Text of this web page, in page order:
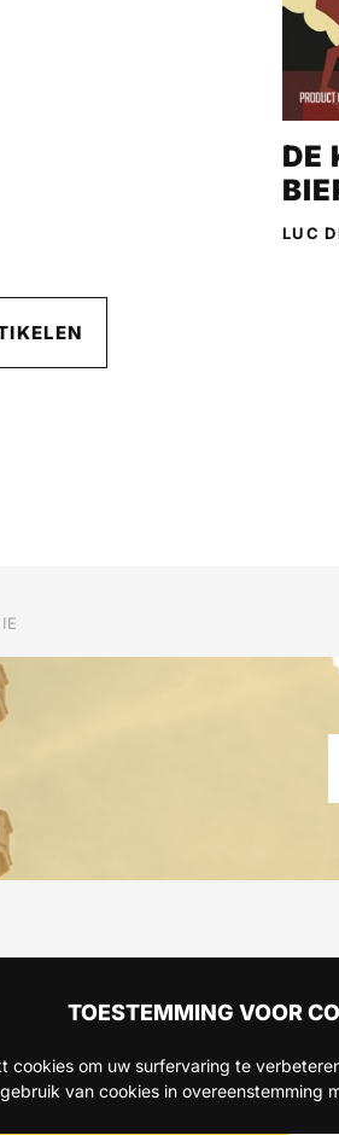
TOESTEMMING VOOR
cookies om uw surfervaring te
van cookies in overeenstemming
DE
LUC
ONS CONTACT